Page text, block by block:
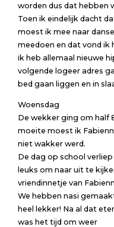
worden dus dat hebben
Toen ik eindelijk dacht
moest ik mee naar
meedoen en dat vond ik
ik heb allemaal nieuwe
volgende logeer adres
bed gaan liggen en in
Woensdag
De wekker ging om half
moeite moest ik
niet wakker werd.
De dag op school
leuks om naar uit te
vriendinnetje van
We hebben nasi
heel lekker! Na al dat
was het tijd om weer